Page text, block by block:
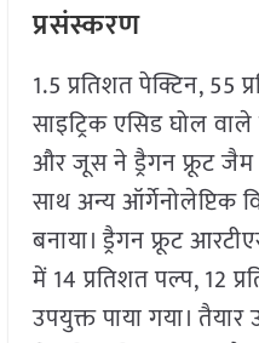
प्रसंस्करण
1.5 प्रतिशत पेक्टिन, 55
साइट्रिक एसिड घोल
और जूस ने ड्रैगन फ्रूट
साथ अन्य ऑर्गेनोलेप्टिक
बनाया। ड्रैगन फ्रूट
में 14 प्रतिशत पल्प, 12
उपयुक्त पाया गया।